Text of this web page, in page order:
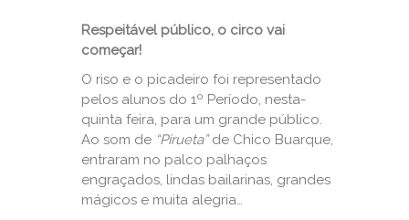
Respeitável público, o circo vai
começar!
O riso e o picadeiro foi representado
pelos alunos do 1º Período, nesta-
quinta feira, para um grande público.
Ao som de “Pirueta”de Chico Buarque,
entraram no palco palhaços
engraçados, lindas bailarinas, grandes
mágicos e muita alegria…